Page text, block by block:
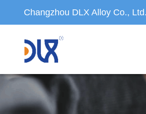
Changzhou DLX Alloy Co., Ltd.